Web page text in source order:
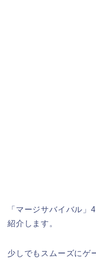
「マージサバイバル
紹介します。
少しでもスムーズにゲ